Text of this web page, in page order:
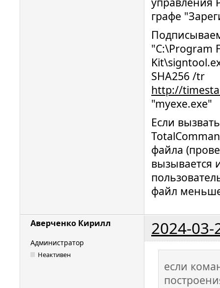
графе
"C:\Program
SHA256 /tr
http://
"myexe.exe"
Если
файла
вызывается
файл
Аверченко Кирилл 2024-03-
Администратор
Неактивен
если